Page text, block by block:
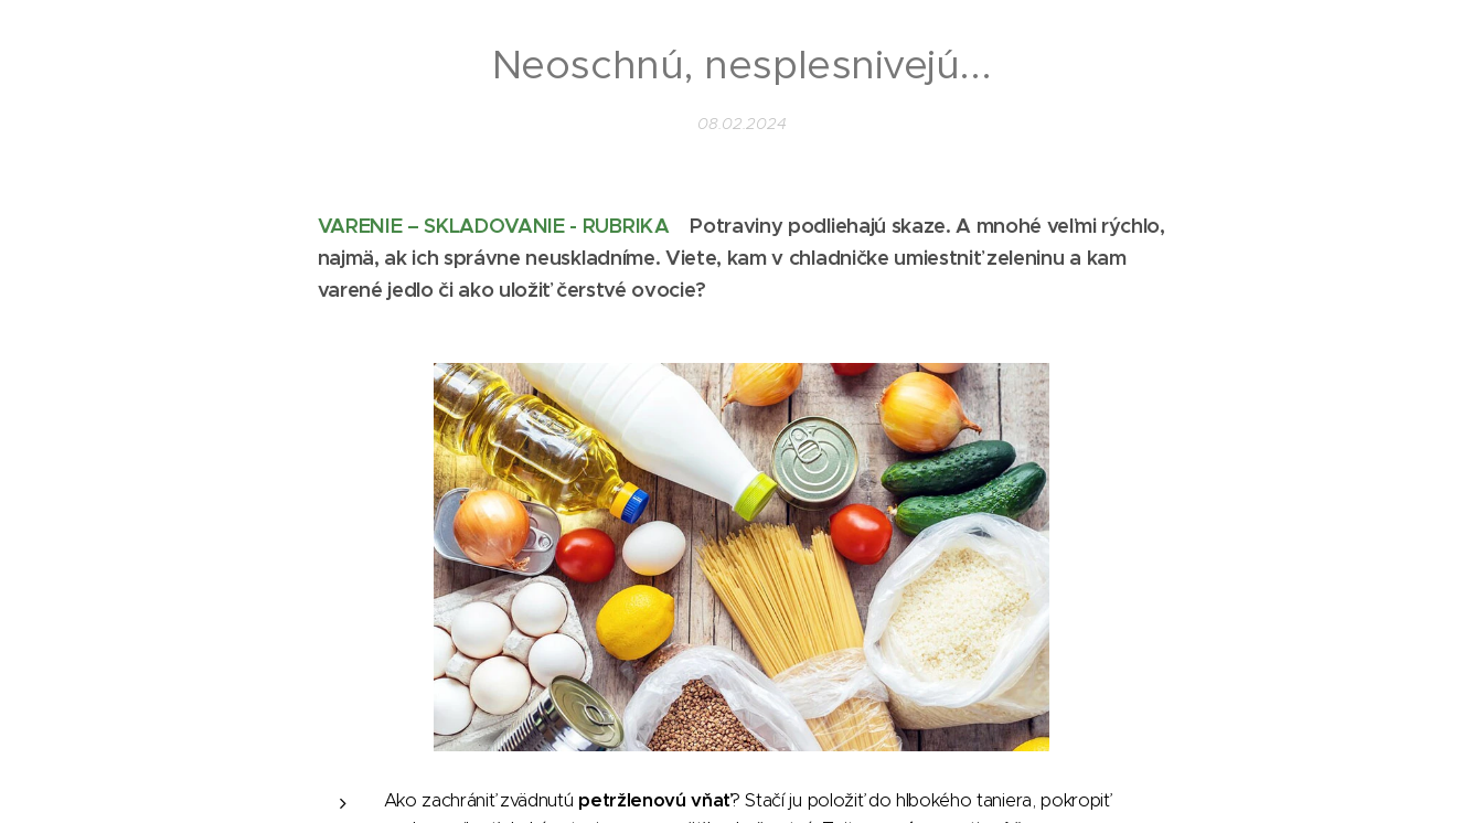
Neoschnú, nesplesnivejú...
08.02.2024
VARENIE – SKLADOVANIE - RUBRIKA
Potraviny podliehajú skaze. A mnohé veľmi rýchlo,
najmä, ak ich správne neuskladníme. Viete, kam v chladničke umiestniť zeleninu a kam
varené jedlo či ako uložiť čerstvé ovocie?
Ako zachrániť zvädnutú petržlenovú vňať? Stačí ju položiť do hlbokého taniera, pokropiť